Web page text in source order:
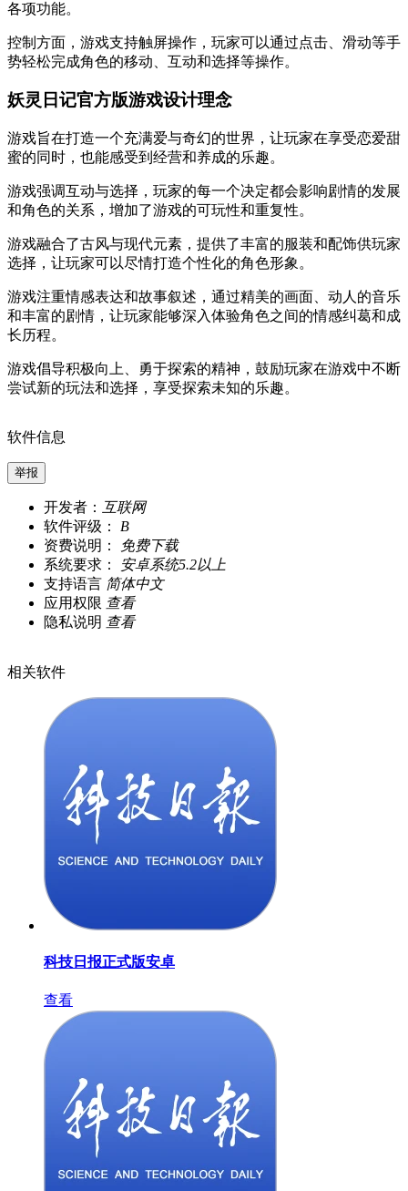
各项功能。
控制方面，游戏支持触屏操作，玩家可以通过点击、滑动等手
势轻松完成角色的移动、互动和选择等操作。
妖灵日记官方版游戏设计理念
游戏旨在打造一个充满爱与奇幻的世界，让玩家在享受恋爱甜
蜜的同时，也能感受到经营和养成的乐趣。
游戏强调互动与选择，玩家的每一个决定都会影响剧情的发展
和角色的关系，增加了游戏的可玩性和重复性。
游戏融合了古风与现代元素，提供了丰富的服装和配饰供玩家
选择，让玩家可以尽情打造个性化的角色形象。
游戏注重情感表达和故事叙述，通过精美的画面、动人的音乐
和丰富的剧情，让玩家能够深入体验角色之间的情感纠葛和成
长历程。
游戏倡导积极向上、勇于探索的精神，鼓励玩家在游戏中不断
尝试新的玩法和选择，享受探索未知的乐趣。
软件信息
举报
开发者： 互联网
软件评级：
B
资费说明：
免费下载
系统要求：
安卓系统5.2以上
支持语言 简体中文
应用权限 查看
隐私说明 查看
相关软件
科技日报正式版安卓
查看